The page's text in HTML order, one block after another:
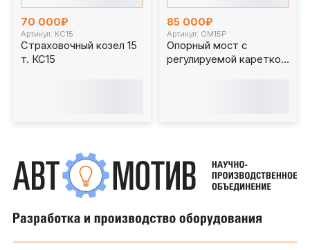
70 000₽
Артикул: КС15
Страховочный козел 15
т. КС15
85 000₽
Артикул: ОМ15Р
Опорный мост с
регулируемой кареткой